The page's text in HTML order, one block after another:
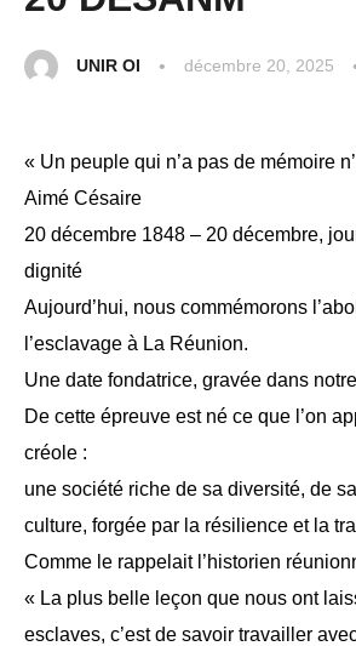
UNIR OI décembre 20, 2025
« Un peuple qui n’a pas de mémoire
Aimé Césaire
20 décembre 1848 – 20 décembre,
dignité
Aujourd’hui, nous commémorons
l’esclavage à La Réunion.
Une date fondatrice, gravée dans
De cette épreuve est né ce que l’on
créole :
une société riche de sa diversité, de
culture, forgée par la résilience et la
Comme le rappelait l’historien
« La plus belle leçon que nous ont
esclaves, c’est de savoir travailler